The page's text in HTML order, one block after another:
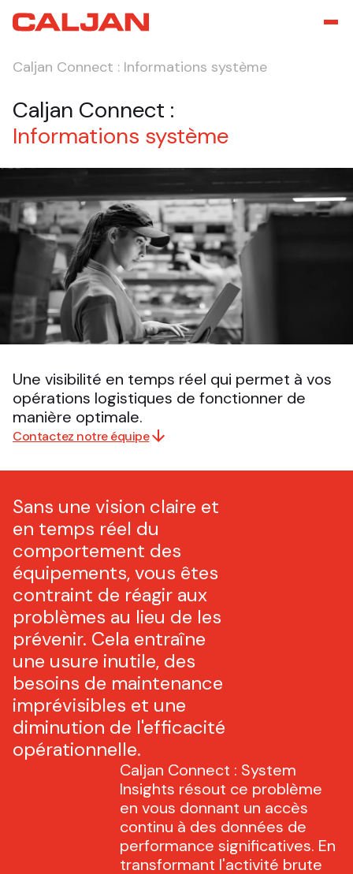
Caljan Connect : Informations système
Caljan Connect :
Informations système
Une visibilité en temps réel qui permet à vos
opérations logistiques de fonctionner de
manière optimale.
Contactez notre équipe
Sans une vision claire et
en temps réel du
comportement des
équipements, vous êtes
contraint de réagir aux
problèmes au lieu de les
prévenir. Cela entraîne
une usure inutile, des
besoins de maintenance
imprévisibles et une
diminution de l'efficacité
opérationnelle.
Caljan Connect : System
Insights résout ce problème
en vous donnant un accès
continu à des données de
performance significatives. En
transformant l'activité brute